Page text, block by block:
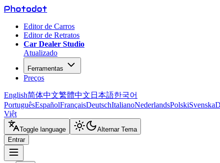
Photodot
Editor de Carros
Editor de Retratos
Car Dealer Studio
Atualizado
Ferramentas
Preços
English简体中文繁體中文 日本語한국어
PortuguêsEspañolFrançaisDeutschItalianoNederlandsPolskiSvenska
Việt
Toggle language
Alternar Tema
Entrar